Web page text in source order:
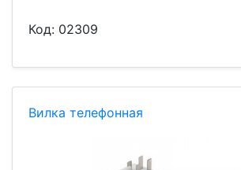
Код: 02309
Вилка телефонная